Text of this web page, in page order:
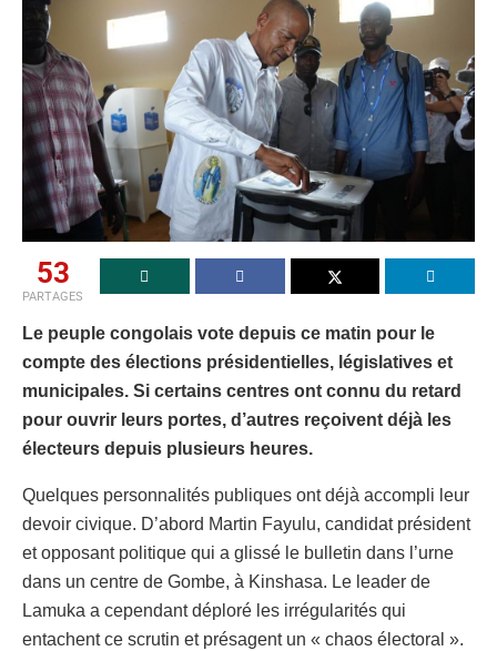
53
PARTAGES
Le peuple congolais vote depuis ce matin pour le
compte des élections présidentielles, législatives et
municipales. Si certains centres ont connu du retard
pour ouvrir leurs portes, d’autres reçoivent déjà les
électeurs depuis plusieurs heures.
Quelques personnalités publiques ont déjà accompli leur
devoir civique. D’abord Martin Fayulu, candidat président
et opposant politique qui a glissé le bulletin dans l’urne
dans un centre de Gombe, à Kinshasa. Le leader de
Lamuka a cependant déploré les irrégularités qui
entachent ce scrutin et présagent un « chaos électoral ».